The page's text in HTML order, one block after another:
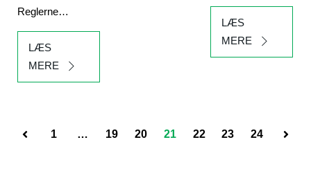
LÆS
MERE
Reglerne…
LÆS
MERE
1 … 19 20 21 22 23 24